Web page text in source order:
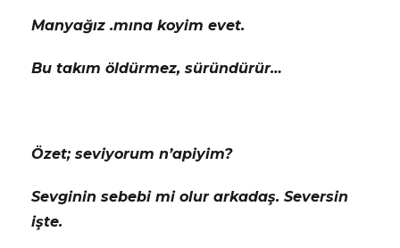
Manyağız .mına koyim evet.
Bu takım öldürmez, süründürür…
Özet; seviyorum n’apiyim?
Sevginin sebebi mi olur arkadaş. Seversin
işte.